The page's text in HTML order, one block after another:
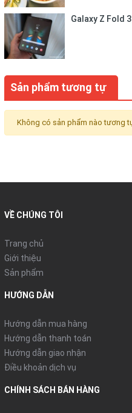
Galaxy Z Fold
Sản phẩm tương tự
Không có sản phẩm nào tương
VỀ CHÚNG TÔI
Trang chủ
Giới thiệu
Sản phẩm
HƯỚNG DẪN
Hướng dẫn mua hàng
Hướng dẫn thanh toán
Hướng dẫn giao nhận
Điều khoản dịch vụ
CHÍNH SÁCH BÁN HÀNG